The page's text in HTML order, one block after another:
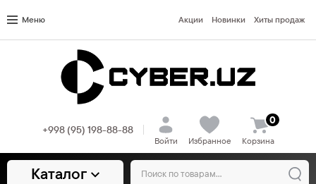
Меню Акции Новинки Хиты продаж
+998 (95) 198-88-88
Войти Избранное Корзина
0
Каталог